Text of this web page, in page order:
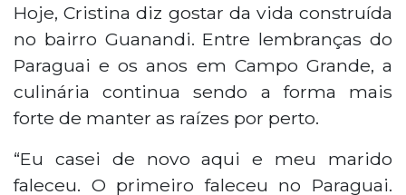
Hoje, Cristina diz gostar da vida construída
no bairro Guanandi. Entre lembranças do
Paraguai e os anos em Campo Grande, a
culinária continua sendo a forma mais
forte de manter as raízes por perto.
“Eu casei de novo aqui e meu marido
faleceu. O primeiro faleceu no Paraguai.